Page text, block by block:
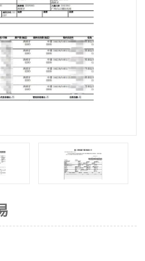
机床进口清关